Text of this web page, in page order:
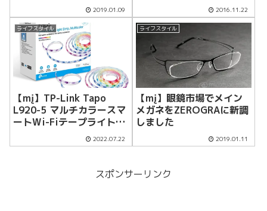
2019.01.09 2016.11.22
ライフスタイル
【mį】TP-Link Tapo
L920-5 マルチカラースマ
ートWi-Fiテープライトを
2022.07.22
ライフスタイル
【mį】眼鏡市場でメイン
メガネをZEROGRAに新調
しました
2019.01.11
スポンサーリンク